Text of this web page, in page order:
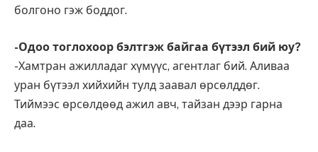
болгоно гэж боддог.
-Одоо тоглохоор бэлтгэж байгаа бүтээл бий юу?
-Хамтран ажилладаг хүмүүс, агентлаг бий. Аливаа
уран бүтээл хийхийн тулд заавал өрсөлддөг.
Тиймээс өрсөлдөөд ажил авч, тайзан дээр гарна
даа.